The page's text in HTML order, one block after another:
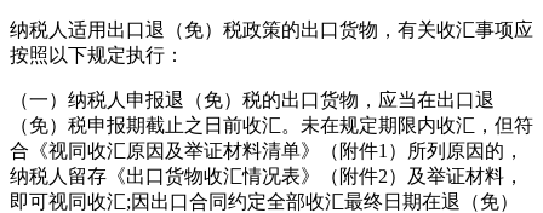
纳税人适用出口退（免）税政策的出口货物，有关收汇事项应
按照以下规定执行：
（一）纳税人申报退（免）税的出口货物，应当在出口退
（免）税申报期截止之日前收汇。未在规定期限内收汇，但符
合《视同收汇原因及举证材料清单》（附件1 ）所列原因的，
纳税人留存《出口货物收汇情况表》（附件2）及举证材料，
即可视同收汇;因出口合同约定全部收汇最终日期在退（免）